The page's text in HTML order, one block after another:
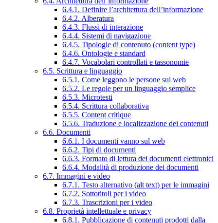
6.4.1. Definire l’architettura dell’informazione
6.4.2. Alberatura
6.4.3. Flussi di interazione
6.4.4. Sistemi di navigazione
6.4.5. Tipologie di contenuto (content type)
6.4.6. Ontologie e standard
6.4.7. Vocabolari controllati e tassonomie
6.5. Scrittura e linguaggio
6.5.1. Come leggono le persone sul web
6.5.2. Le regole per un linguaggio semplice
6.5.3. Microtesti
6.5.4. Scrittura collaborativa
6.5.5. Content critique
6.5.6. Traduzione e localizzazione dei contenuti
6.6. Documenti
6.6.1. I documenti vanno sul web
6.6.2. Tipi di documenti
6.6.3. Formato di lettura dei documenti elettronici
6.6.4. Modalità di produzione dei documenti
6.7. Immagini e video
6.7.1. Testo alternativo (alt text) per le immagini
6.7.2. Sottotitoli per i video
6.7.3. Trascrizioni per i video
6.8. Proprietà intellettuale e privacy
6.8.1. Pubblicazione di contenuti prodotti dalla